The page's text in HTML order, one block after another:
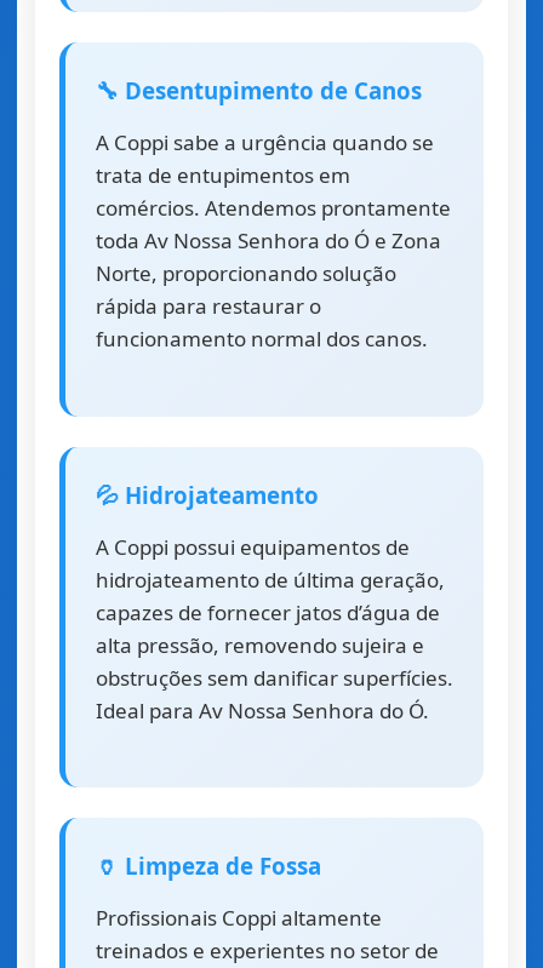
🔧 Desentupimento de Canos
A Coppi sabe a urgência quando se
trata de entupimentos em
comércios. Atendemos prontamente
toda Av Nossa Senhora do Ó e Zona
Norte, proporcionando solução
rápida para restaurar o
funcionamento normal dos canos.
💦 Hidrojateamento
A Coppi possui equipamentos de
hidrojateamento de última geração,
capazes de fornecer jatos d’água de
alta pressão, removendo sujeira e
obstruções sem danificar superfícies.
Ideal para Av Nossa Senhora do Ó.
🏺 Limpeza de Fossa
Profissionais Coppi altamente
treinados e experientes no setor de